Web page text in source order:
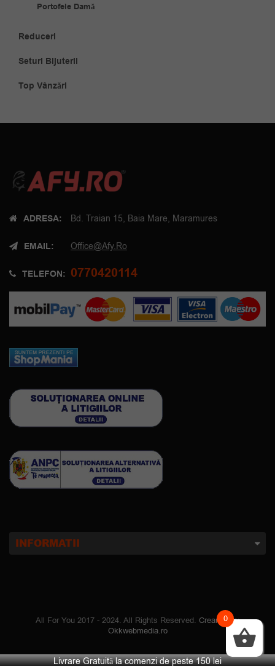
Portofele Damă
Reduceri
Seturi Bijuterii
Top Vânzări
ADRESA: Bd. Traian 15, Baia Mare, Maramures
EMAIL: Office@afy.ro
TELEFON: 0770420114
INFORMATII
All For You 2017 - 2024. All Rights Reserved. Creare site:
Okkwebmedia.ro
0
Livrare Gratuită la comenzi de peste 150 lei